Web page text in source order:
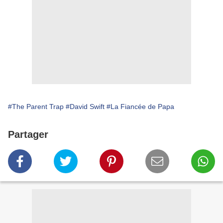
#The Parent Trap #David Swift #La Fiancée de Papa
Partager